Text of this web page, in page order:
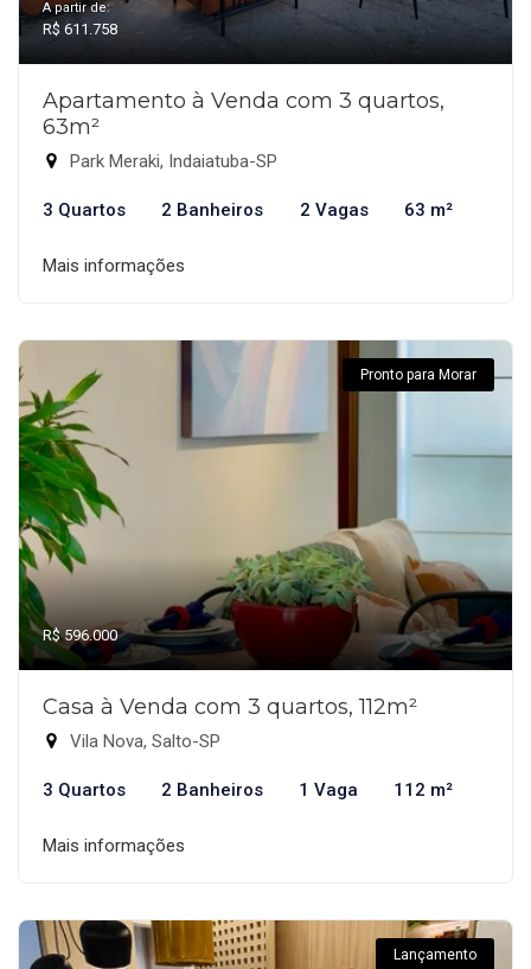
A partir de:
R$ 611.758
Apartamento à Venda com 3 quartos,
63m²
Park Meraki, Indaiatuba-SP
3 Quartos 2 Banheiros 2 Vagas 63 m²
Mais informações
Pronto para Morar
R$ 596.000
Casa à Venda com 3 quartos, 112m²
Vila Nova, Salto-SP
3 Quartos 2 Banheiros 1 Vaga 112 m²
Mais informações
Lançamento